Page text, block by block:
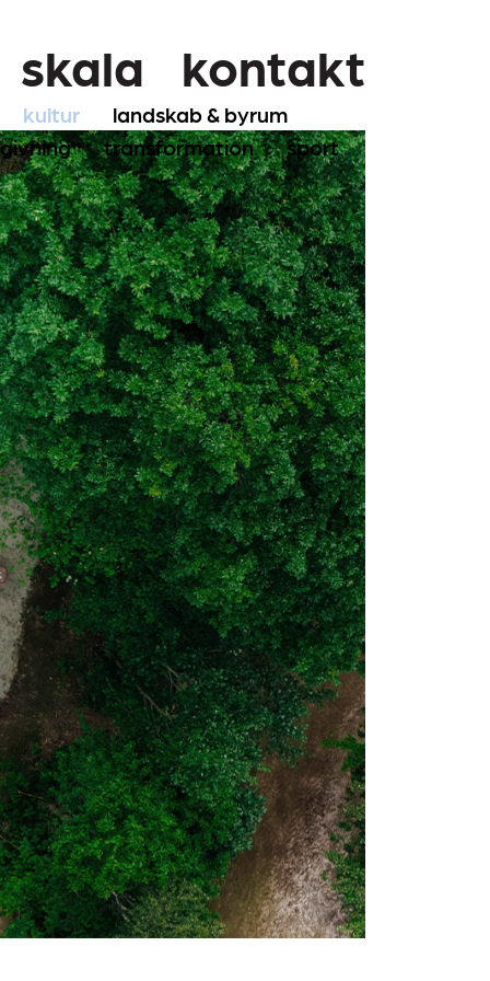
kultur
landskab & byrum
transformation sport
skala kontakt